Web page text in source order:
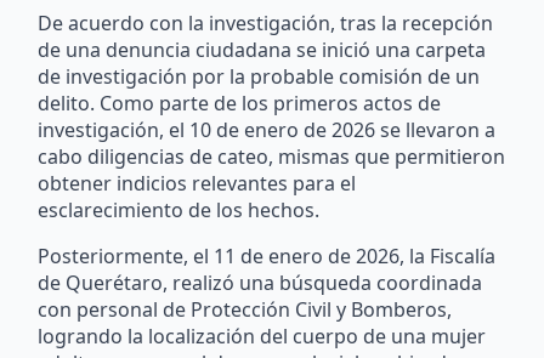
De acuerdo con la investigación, tras la recepción
de una denuncia ciudadana se inició una carpeta
de investigación por la probable comisión de un
delito. Como parte de los primeros actos de
investigación, el 10 de enero de 2026 se llevaron a
cabo diligencias de cateo, mismas que permitieron
obtener indicios relevantes para el
esclarecimiento de los hechos.
Posteriormente, el 11 de enero de 2026, la Fiscalía
de Querétaro, realizó una búsqueda coordinada
con personal de Protección Civil y Bomberos,
logrando la localización del cuerpo de una mujer